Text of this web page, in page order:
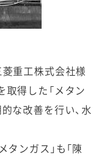
重工株式会社様
得した「メタン
な改善を行い、水
タンガス」も「陳